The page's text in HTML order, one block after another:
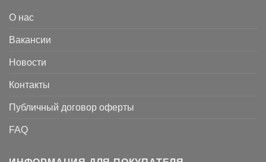
О нас
Вакансии
Новости
Контакты
Публичный договор оферты
FAQ